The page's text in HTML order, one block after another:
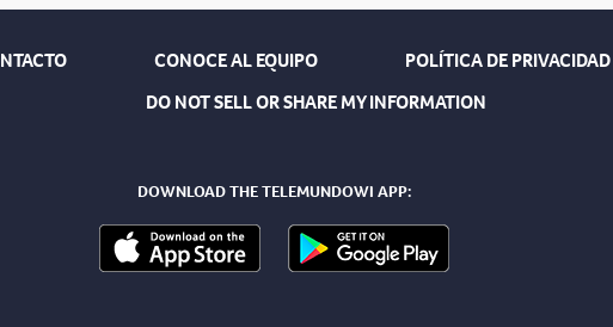
CONOCE AL EQUIPO POLÍTICA DE PRIVACIDAD
DO NOT SELL OR SHARE MY INFORMATION
DOWNLOAD THE TELEMUNDOWI APP: